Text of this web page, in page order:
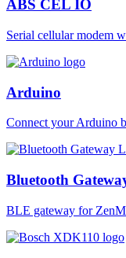
ABS CEL IO
Serial cellular modem
Arduino
Connect your Arduino
Bluetooth
BLE gateway for